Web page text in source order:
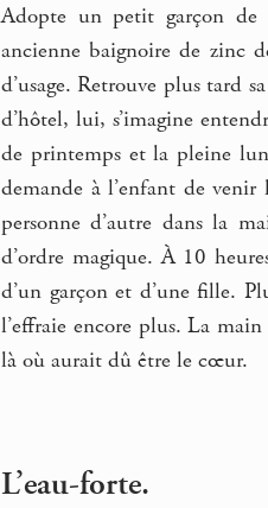
Adopte un petit garçon de
ancienne baignoire de zinc
d’usage. Retrouve plus tard
d’hôtel, lui, s’imagine
de printemps et la pleine
demande à l’enfant de
personne d’autre dans la
d’ordre magique. À 10
d’un garçon et d’une fille.
l’effraie encore plus. La
là où aurait dû être le cœur.
L’eau-forte.